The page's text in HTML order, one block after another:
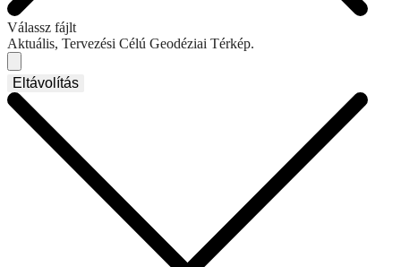
Válassz fájlt
Aktuális, Tervezési Célú Geodéziai Térkép.
Eltávolítás